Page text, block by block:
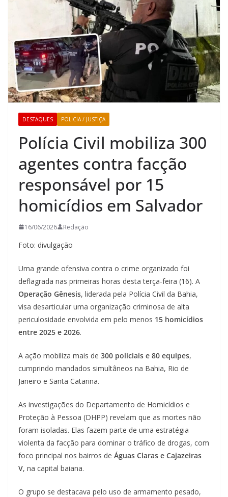
DESTAQUES POLICIA / JUSTIÇA
Polícia Civil mobiliza 300
agentes contra facção
responsável por 15
homicídios em Salvador
16/06/2026 Redação
Foto: divulgação
Uma grande ofensiva contra o crime organizado foi
deflagrada nas primeiras horas desta terça-feira (16). A
Operação Gênesis, liderada pela Polícia Civil da Bahia,
visa desarticular uma organização criminosa de alta
periculosidade envolvida em pelo menos 15 homicídios
entre 2025 e 2026.
A ação mobiliza mais de 300 policiais e 80 equipes,
cumprindo mandados simultâneos na Bahia, Rio de
Janeiro e Santa Catarina.
As investigações do Departamento de Homicídios e
Proteção à Pessoa (DHPP) revelam que as mortes não
foram isoladas. Elas fazem parte de uma estratégia
violenta da facção para dominar o tráfico de drogas, com
foco principal nos bairros de Águas Claras e Cajazeiras
V, na capital baiana.
O grupo se destacava pelo uso de armamento pesado,